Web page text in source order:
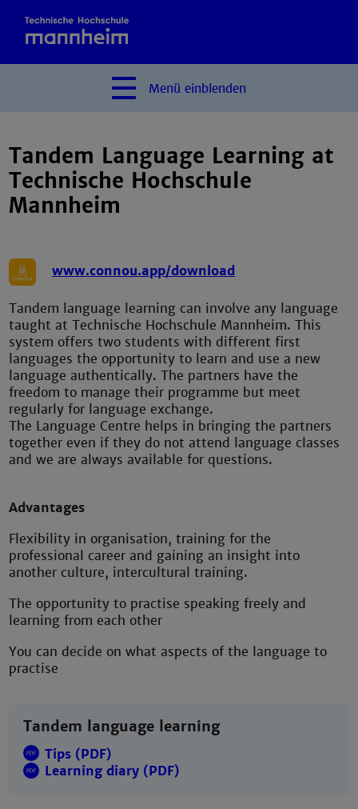
Menü einblenden
Tandem Language Learning at
Technische Hochschule
Mannheim
www.connou.app/download
Tandem language learning can involve any language
taught at Technische Hochschule Mannheim. This
system offers two students with different first
languages the opportunity to learn and use a new
language authentically. The partners have the
freedom to manage their programme but meet
regularly for language exchange.
The Language Centre helps in bringing the partners
together even if they do not attend language classes
and we are always available for questions.
Advantages
Flexibility in organisation, training for the
professional career and gaining an insight into
another culture, intercultural training.
The opportunity to practise speaking freely and
learning from each other
You can decide on what aspects of the language to
practise
Tandem language learning
Tips (PDF)
Learning diary (PDF)